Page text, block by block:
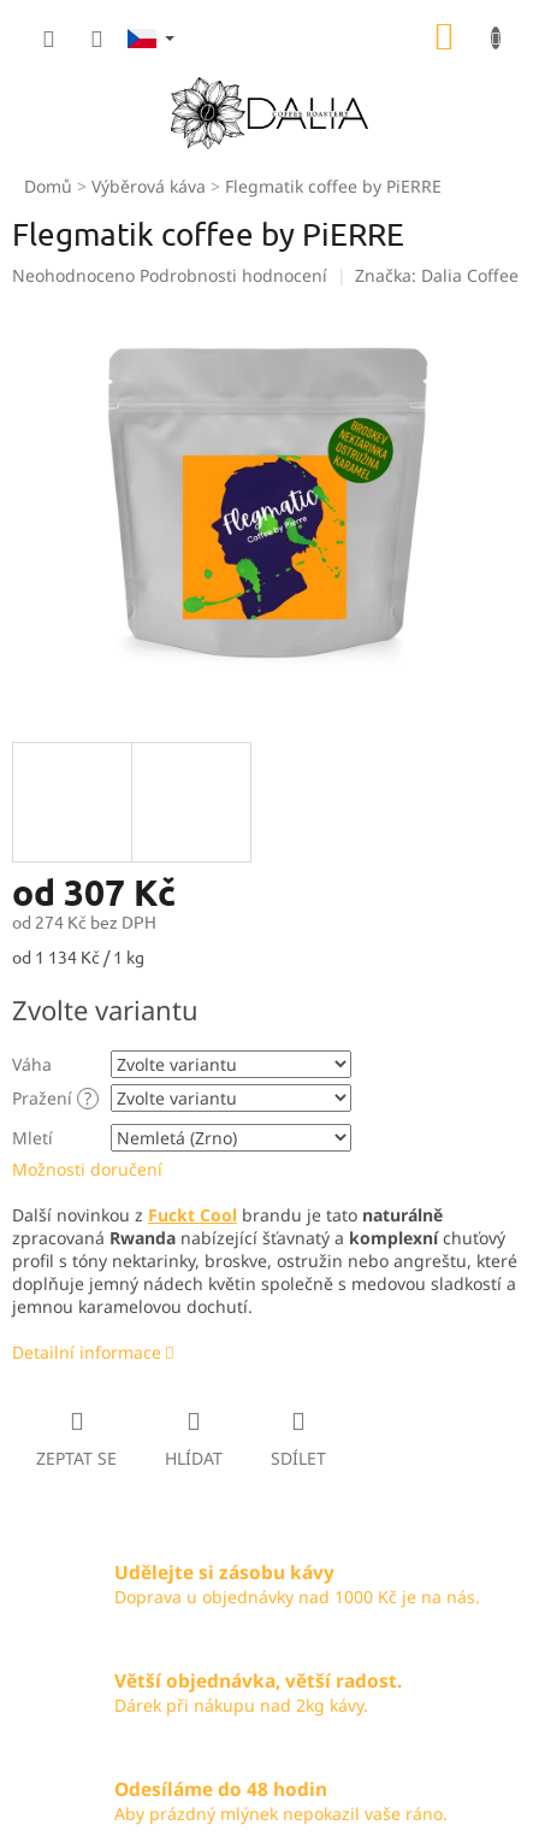
Domů Výběrová káva Flegmatik coffee by PiERRE
Flegmatik coffee by PiERRE
Průměrné
Neohodnoceno Podrobnosti hodnocení Značka: Dalia Coffee
od 307 Kč
od 274 Kč bez DPH
Měrná
od 1 134 Kč / 1 kg
Zvolte variantu
Váha
Pražení ?
Mletí
Možnosti doručení
Další novinkou z Fuckt Cool brandu je tato naturálně
zpracovaná Rwanda nabízející šťavnatý a komplexníchuťový
profil s tóny nektarinky, broskve, ostružin nebo angreštu, které
doplňuje jemný nádech květin společně s medovou sladkostí a
jemnou karamelovou dochutí.
Detailní informace
ZEPTAT SE HLÍDAT SDÍLET
Udělejte si zásobu kávy
Doprava u objednávky nad 1000 Kč je na nás.
Větší objednávka, větší radost.
Dárek při nákupu nad 2kg kávy.
Odesíláme do 48 hodin
Aby prázdný mlýnek nepokazil vaše ráno.